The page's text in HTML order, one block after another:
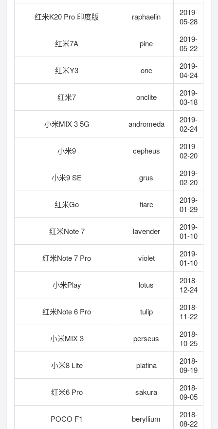
红米K20 Pro 印度版 raphaelin
2019-
05-28
红米7A pine
2019-
05-22
红米Y3 onc
2019-
04-24
红米7 onclite
2019-
03-18
小米MIX 3 5G andromeda
2019-
02-24
小米9 cepheus
2019-
02-20
小米9 SE grus
2019-
02-20
红米Go tiare
2019-
01-29
红米Note 7 lavender
2019-
01-10
红米Note 7 Pro violet
2019-
01-10
小米Play lotus
2018-
12-24
红米Note 6 Pro tulip
2018-
11-22
小米MIX 3 perseus
2018-
10-25
小米8 Lite platina
2018-
09-19
红米6 Pro sakura
2018-
09-05
POCO F1 beryllium
2018-
08-22